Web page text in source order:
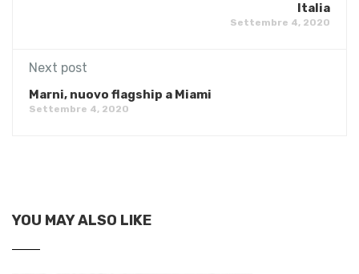
Italia
Settembre 4, 2020
Next post
Marni, nuovo flagship a Miami
Settembre 4, 2020
YOU MAY ALSO LIKE